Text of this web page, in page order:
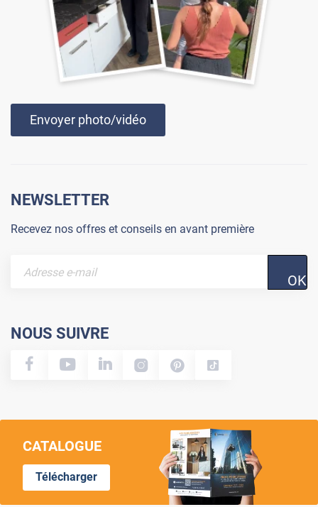
Envoyer photo/vidéo
NEWSLETTER
Recevez nos offres et conseils en avant première
OK
NOUS SUIVRE
CATALOGUE
Télécharger